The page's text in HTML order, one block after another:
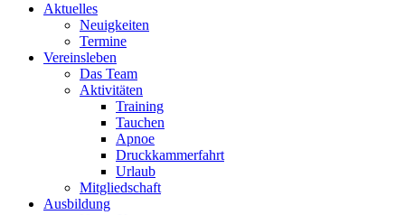
Aktuelles
Neuigkeiten
Termine
Vereinsleben
Das Team
Aktivitäten
Training
Tauchen
Apnoe
Druckkammerfahrt
Urlaub
Mitgliedschaft
Ausbildung